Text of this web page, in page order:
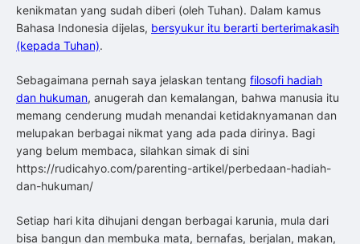
kenikmatan yang sudah diberi (oleh Tuhan). Dalam kamus
Bahasa Indonesia dijelas, bersyukur itu berarti berterimakasih
(kepada Tuhan).
Sebagaimana pernah saya jelaskan tentang filosofi hadiah
dan hukuman, anugerah dan kemalangan, bahwa manusia itu
memang cenderung mudah menandai ketidaknyamanan dan
melupakan berbagai nikmat yang ada pada dirinya. Bagi
yang belum membaca, silahkan simak di sini
https://rudicahyo.com/parenting-artikel/perbedaan-hadiah-
dan-hukuman/
Setiap hari kita dihujani dengan berbagai karunia, mula dari
bisa bangun dan membuka mata, bernafas, berjalan, makan,